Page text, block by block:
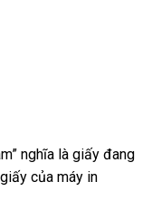
nghĩa là giấy đang
của máy in